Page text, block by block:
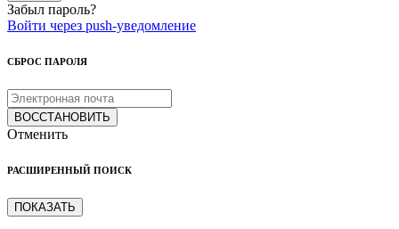
Забыл пароль?
Войти через push-уведомление
СБРОС ПАРОЛЯ
ВОССТАНОВИТЬ
Отменить
РАСШИРЕННЫЙ ПОИСК
ПОКАЗАТЬ